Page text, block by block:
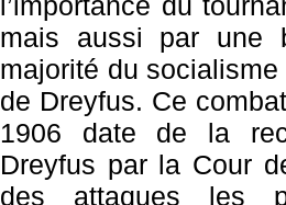
mais aussi par une
majorité du
de Dreyfus. Ce
1906 date de la
Dreyfus par la Cour
des attaques les